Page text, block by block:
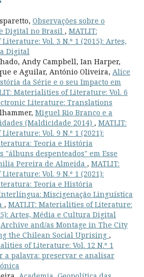
Observações sobre o
Digital no Brasil , MATLIT:
Vol. 3 N.º 1 (2015): Artes,
Digital
Andy Campbell, Ian Harper,
e Aguilar, António Oliveira, Alice
da Série e o seu Impacto em
Materialities of Literature: Vol. 6
Literature: Translations
Miguel Rio Branco e a
(Maldicidade 2014) , MATLIT:
Vol. 9 N.º 1 (2021):
Teoria e História
"álbuns despenteados" em Esse
Pereira de Almeida , MATLIT:
Vol. 9 N.º 1 (2021):
Teoria e História
Miscigenação Linguística
, MATLIT: Materialities of Literature:
Artes, Média e Cultura Digital
Archive and/as Montage in The City
the Chilean Social Uprising ,
of Literature: Vol. 12 N.º 1
a palavra: preservar e analisar